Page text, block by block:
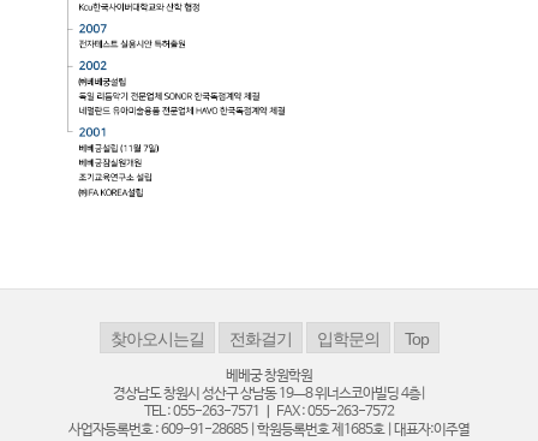
베베궁 창원학원
경상남도 창원시 성산구 상남동 19ㅡ8 위너스코아빌딩 4층|
TEL : 055-263-7571 ㅣ FAX : 055-263-7572
사업자등록번호 : 609-91-28685 | 학원등록번호 제1685호 | 대표자:이주열